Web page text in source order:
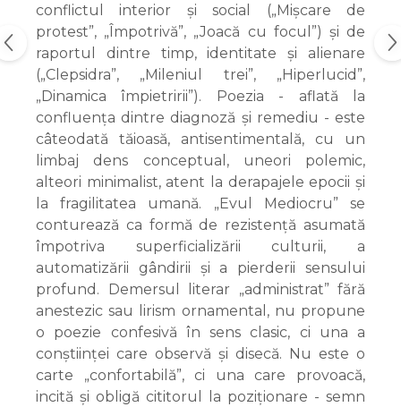
conflictul interior și social („Mișcare de
protest”, „Împotrivă”, „Joacă cu focul”) și de
raportul dintre timp, identitate și alienare
(„Clepsidra”, „Mileniul trei”, „Hiperlucid”,
„Dinamica împietririi”). Poezia - aflată la
confluența dintre diagnoză și remediu - este
câteodată tăioasă, antisentimentală, cu un
limbaj dens conceptual, uneori polemic,
alteori minimalist, atent la derapajele epocii și
la fragilitatea umană. „Evul Mediocru” se
conturează ca formă de rezistență asumată
împotriva superficializării culturii, a
automatizării gândirii și a pierderii sensului
profund. Demersul literar „administrat” fără
anestezic sau lirism ornamental, nu propune
o poezie confesivă în sens clasic, ci una a
conștiinței care observă și disecă. Nu este o
carte „confortabilă”, ci una care provoacă,
incită și obligă cititorul la poziționare - semn